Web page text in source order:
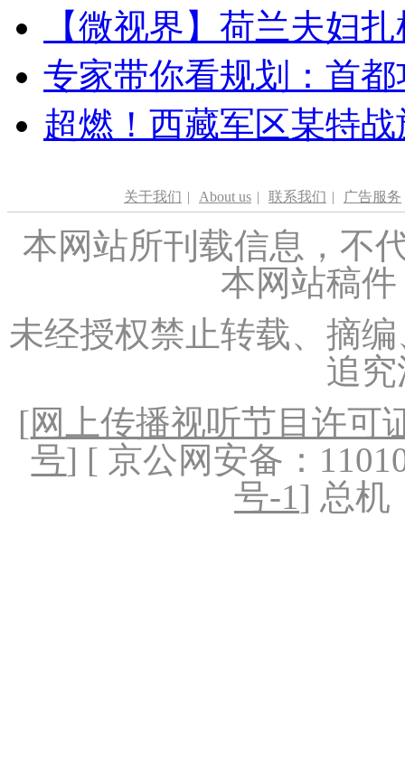
【微视界】荷兰夫妇
专家带你看规划：首
超燃！西藏军区某特
关于我们 | About us | 联系我们 | 广告服务
本网站所刊载信息，不
本网站稿
未经授权禁止转载、摘
追
[网上传播视听节目许可
号] [ 京公网安备：
号-1] 总机